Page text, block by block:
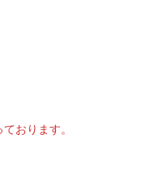
おります。